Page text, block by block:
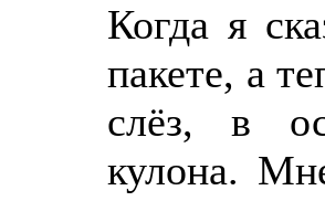
Когда я
пакете, а
слёз, в
кулона.